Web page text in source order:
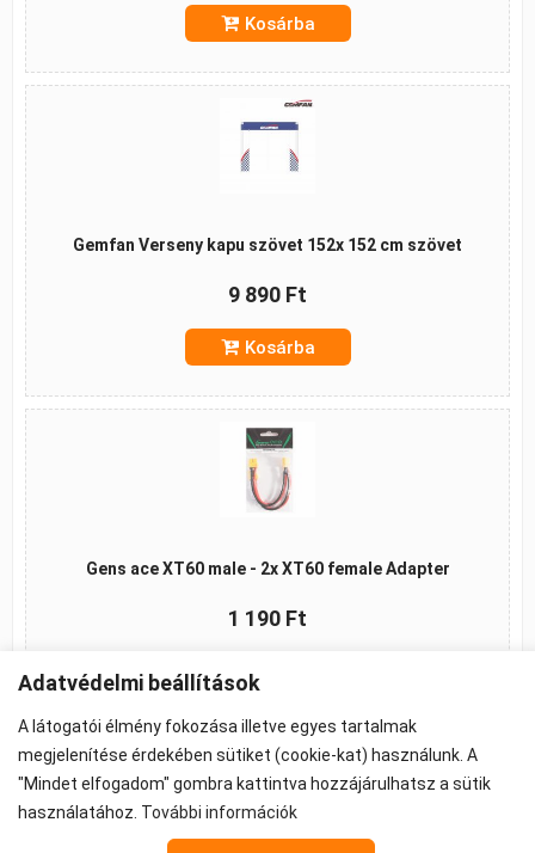
Kosárba
Gemfan Verseny kapu szövet 152x 152 cm szövet
9 890 Ft
Kosárba
Gens ace XT60 male - 2x XT60 female Adapter
1 190 Ft
Kosárba
©2026 - ÁSZF
Cookie beállítások
Propeller - FPV Alkatrész - FPV felszerelés
Az árak 27% ÁFA-t tartalmaznak.
Adatvédelmi beállítások
A látogatói élmény fokozása illetve egyes tartalmak
megjelenítése érdekében sütiket (cookie-kat) használunk. A
"Mindet elfogadom" gombra kattintva hozzájárulhatsz a sütik
használatához. További információk